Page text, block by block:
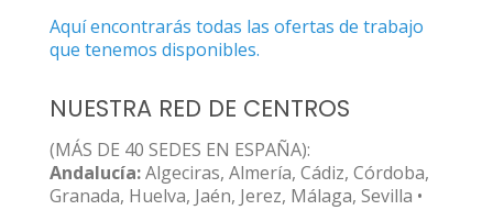
Aquí encontrarás todas las ofertas de trabajo
que tenemos disponibles.
NUESTRA RED DE CENTROS
(MÁS DE 40 SEDES EN ESPAÑA):
Andalucía:Algeciras, Almería, Cádiz, Córdoba,
Granada, Huelva, Jaén, Jerez, Málaga, Sevilla •